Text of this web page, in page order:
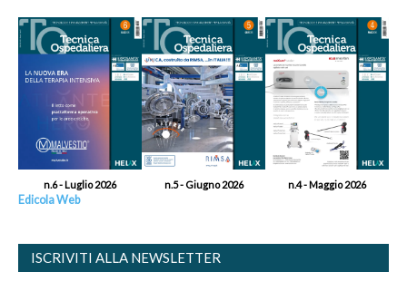
n.6 - Luglio 2026 n.5 - Giugno 2026 n.4 - Maggio 2026
Edicola Web
ISCRIVITI ALLA NEWSLETTER